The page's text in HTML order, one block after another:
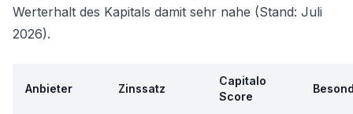
Werterhalt des Kapitals damit sehr nahe (Stand: Juli
2026).
Anbieter Zinssatz
Capitalo
Score